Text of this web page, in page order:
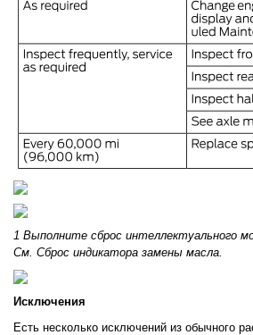
1 Выполните сброс интеллектуального
См. Сброс индикатора замены масла.
Исключения
Есть несколько исключений из обычного